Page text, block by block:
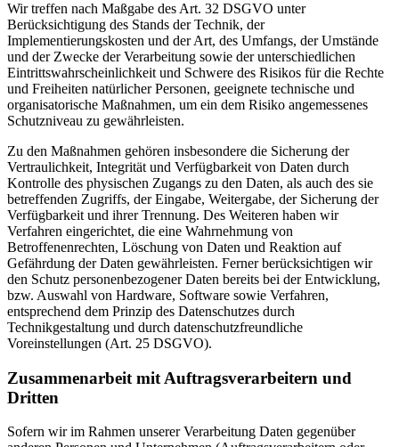
Wir treffen nach Maßgabe des Art. 32 DSGVO unter
Berücksichtigung des Stands der Technik, der
Implementierungskosten und der Art, des Umfangs, der Umstände
und der Zwecke der Verarbeitung sowie der unterschiedlichen
Eintrittswahrscheinlichkeit und Schwere des Risikos für die Rechte
und Freiheiten natürlicher Personen, geeignete technische und
organisatorische Maßnahmen, um ein dem Risiko angemessenes
Schutzniveau zu gewährleisten.
Zu den Maßnahmen gehören insbesondere die Sicherung der
Vertraulichkeit, Integrität und Verfügbarkeit von Daten durch
Kontrolle des physischen Zugangs zu den Daten, als auch des sie
betreffenden Zugriffs, der Eingabe, Weitergabe, der Sicherung der
Verfügbarkeit und ihrer Trennung. Des Weiteren haben wir
Verfahren eingerichtet, die eine Wahrnehmung von
Betroffenenrechten, Löschung von Daten und Reaktion auf
Gefährdung der Daten gewährleisten. Ferner berücksichtigen wir
den Schutz personenbezogener Daten bereits bei der Entwicklung,
bzw. Auswahl von Hardware, Software sowie Verfahren,
entsprechend dem Prinzip des Datenschutzes durch
Technikgestaltung und durch datenschutzfreundliche
Voreinstellungen (Art. 25 DSGVO).
Zusammenarbeit mit Auftragsverarbeitern und
Dritten
Sofern wir im Rahmen unserer Verarbeitung Daten gegenüber